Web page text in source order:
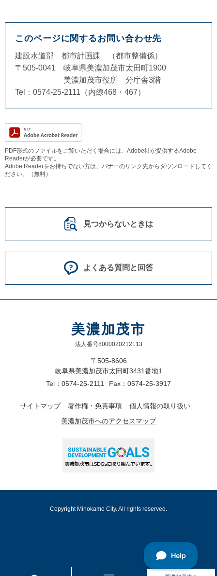
このページに関するお問い合わせ先
建設水道部 都市計画課
都市整備係
〒505-0041
岐阜県美濃加茂市太田町1900
美濃加茂市役所 分庁舎3階
Tel：0574-25-2111（内線468・467）
PDF形式のファイルをご覧いただく場合には、Adobe社が提供するAdobe
Readerが必要です。
Adobe Readerをお持ちでない方は、バナーのリンク先からダウンロードしてく
ださい。（無料）
見つからないときは
よくある質問と回答
美濃加茂市
法人番号8000020212113
〒505-8606
岐阜県美濃加茂市太田町3431番地1
Tel：0574-25-2111
Fax：0574-25-3917
サイトマップ 著作権・免責事項
個人情報の取り扱い
美濃加茂市へのアクセスマップ
Copyright Minokamo City. All rights reserved.